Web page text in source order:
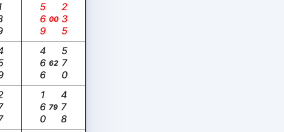
569 00235
466 62570
160 79 478